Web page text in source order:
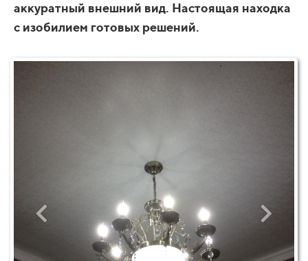
аккуратный внешний вид. Настоящая находка
с изобилием готовых решений.